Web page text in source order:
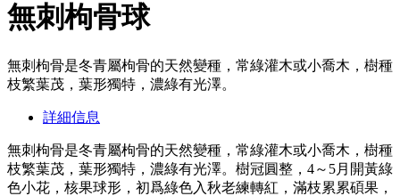
無刺枸骨球
無刺枸骨是冬青屬枸骨的天然變種，常綠灌木或小喬木，樹種
枝繁葉茂，葉形獨特，濃綠有光澤。
詳細信息
無刺枸骨是冬青屬枸骨的天然變種，常綠灌木或小喬木，樹種
枝繁葉茂，葉形獨特，濃綠有光澤。樹冠圓整，4～5月開黃綠
色小花，核果球形，初爲綠色入秋老練轉紅，滿枝累累碩果，